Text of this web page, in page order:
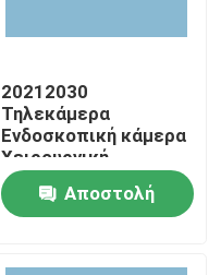
20212030
Τηλεκάμερα
Ενδοσκοπική κάμερα
Χειρουργική
ενδοσκοπική κάμερα
υψηλής ευκρίνειας
Αποστολή